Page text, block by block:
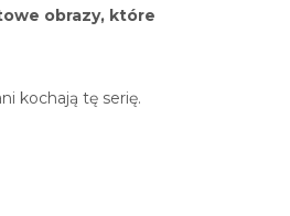
obrazy, które
kochają tę serię.